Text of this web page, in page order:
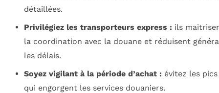
détaillées.
Privilégiez les transporteurs express : ils
la coordination avec la douane et réduisent
les délais.
Soyez vigilant à la période d’achat : évitez les pics
qui engorgent les services douaniers.